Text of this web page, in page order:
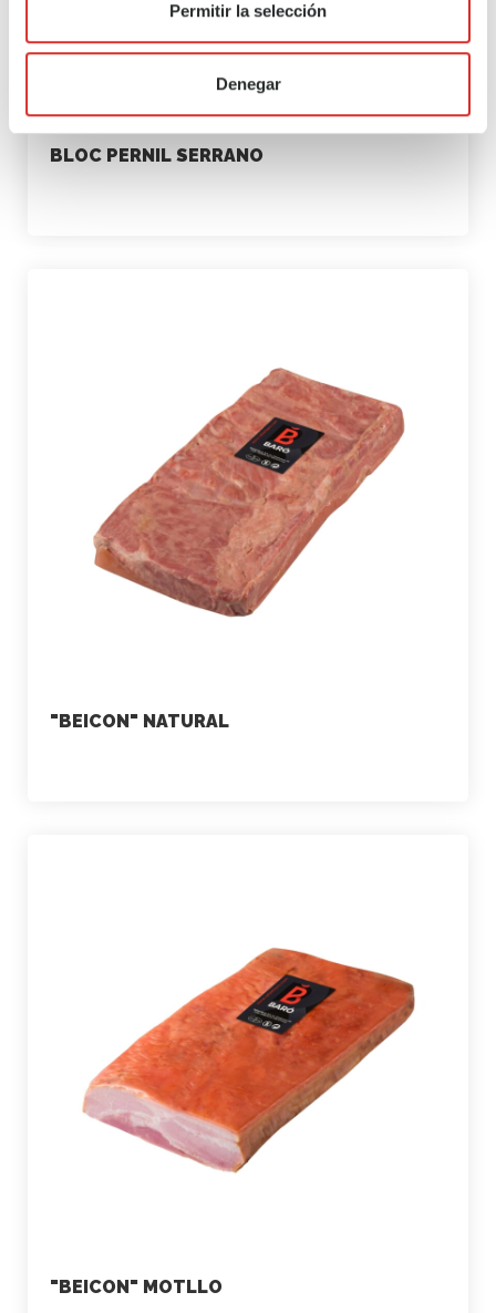
Permitir la selección
Denegar
BLOC PERNIL SERRANO
"BEICON" NATURAL
"BEICON" MOTLLO